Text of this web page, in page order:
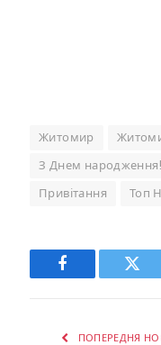
Житомир
З Днем народження!
Привітання Топ
Facebook
ПОПЕРЕДНЯ